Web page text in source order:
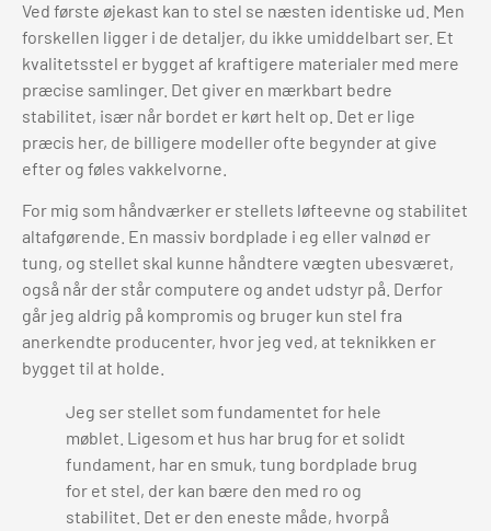
Ved første øjekast kan to stel se næsten identiske ud. Men
forskellen ligger i de detaljer, du ikke umiddelbart ser. Et
kvalitetsstel er bygget af kraftigere materialer med mere
præcise samlinger. Det giver en mærkbart bedre
stabilitet, især når bordet er kørt helt op. Det er lige
præcis her, de billigere modeller ofte begynder at give
efter og føles vakkelvorne.
For mig som håndværker er stellets løfteevne og stabilitet
altafgørende. En massiv bordplade i eg eller valnød er
tung, og stellet skal kunne håndtere vægten ubesværet,
også når der står computere og andet udstyr på. Derfor
går jeg aldrig på kompromis og bruger kun stel fra
anerkendte producenter, hvor jeg ved, at teknikken er
bygget til at holde.
Jeg ser stellet som fundamentet for hele
møblet. Ligesom et hus har brug for et solidt
fundament, har en smuk, tung bordplade brug
for et stel, der kan bære den med ro og
stabilitet. Det er den eneste måde, hvorpå